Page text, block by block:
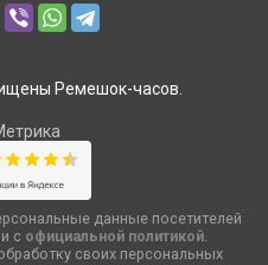
Ремешок-часов.
данные посетителей
с официальной политикой.
своих персональных